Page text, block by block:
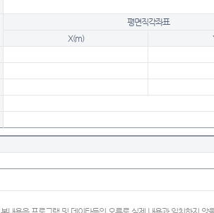
평면직각좌표
X(m)